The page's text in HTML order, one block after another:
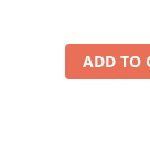
ADD TO